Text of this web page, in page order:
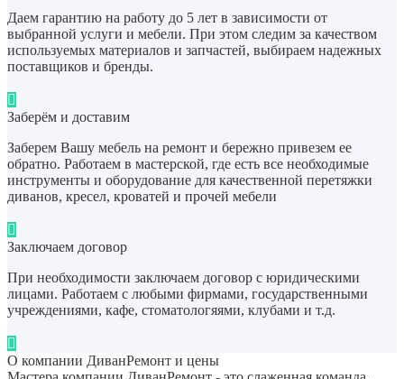
Даем гарантию на работу до 5 лет в зависимости от
выбранной услуги и мебели. При этом следим за качеством
используемых материалов и запчастей, выбираем надежных
поставщиков и бренды.
Заберём и доставим
Заберем Вашу мебель на ремонт и бережно привезем ее
обратно. Работаем в мастерской, где есть все необходимые
инструменты и оборудование для качественной перетяжки
диванов, кресел, кроватей и прочей мебели
Заключаем договор
При необходимости заключаем договор с юридическими
лицами. Работаем с любыми фирмами, государственными
учреждениями, кафе, стоматологяями, клубами и т.д.
О компании ДиванРемонт и цены